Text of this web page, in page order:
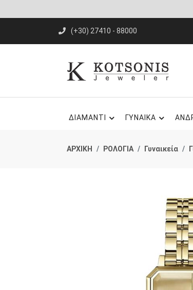
(+30) 27410 - 88000
ΔΙΑΜΑΝΤΙ ΓΥΝΑΙΚΑ
ΑΡΧΙΚΗ ΡΟΛΟΓΙΑ Γυναικεία